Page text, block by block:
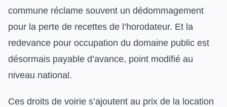
commune réclame souvent un dédommagement
pour la perte de recettes de l’horodateur. Et la
redevance pour occupation du domaine public est
désormais payable d’avance, point modifié au
niveau national.
Ces droits de voirie s’ajoutent au prix de la location